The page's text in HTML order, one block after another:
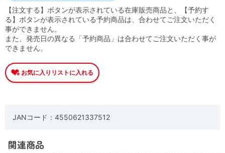
【注文する】ボタンが表示されている在庫販売商品と、【予約す
る】ボタンが表示されている予約商品は、合わせてご注文いただく
事ができません。
また、発売日の異なる「予約商品」は合わせてご注文いただく事が
できません。
JANコード：4550621337512
関連商品